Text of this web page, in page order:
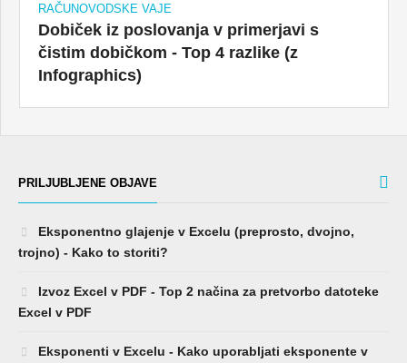
RAČUNOVODSKE VAJE
Dobiček iz poslovanja v primerjavi s
čistim dobičkom - Top 4 razlike (z
Infographics)
PRILJUBLJENE OBJAVE
Eksponentno glajenje v Excelu (preprosto, dvojno,
trojno) - Kako to storiti?
Izvoz Excel v PDF - Top 2 načina za pretvorbo datoteke
Excel v PDF
Eksponenti v Excelu - Kako uporabljati eksponente v